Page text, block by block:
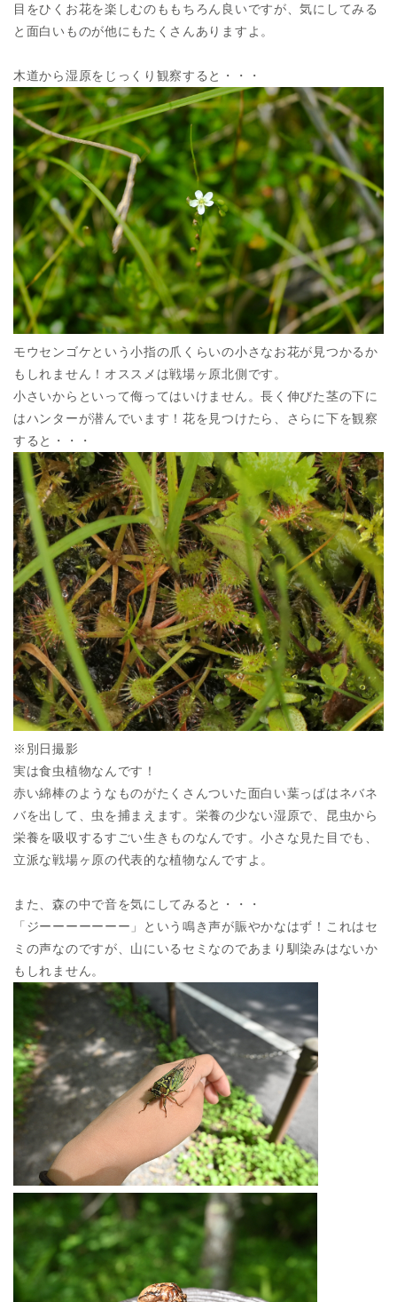
目をひくお花を楽しむのももちろん良いですが、気にしてみる
と面白いものが他にもたくさんありますよ。
木道から湿原をじっくり観察すると・・・
モウセンゴケという小指の爪くらいの小さなお花が見つかるか
もしれません！オススメは戦場ヶ原北側です。
小さいからといって侮ってはいけません。長く伸びた茎の下に
はハンターが潜んでいます！花を見つけたら、さらに下を観察
すると・・・
※別日撮影
実は食虫植物なんです！
赤い綿棒のようなものがたくさんついた面白い葉っぱはネバネ
バを出して、虫を捕まえます。栄養の少ない湿原で、昆虫から
栄養を吸収するすごい生きものなんです。小さな見た目でも、
立派な戦場ヶ原の代表的な植物なんですよ。
また、森の中で音を気にしてみると・・・
「ジーーーーーーー」という鳴き声が賑やかなはず！これはセ
ミの声なのですが、山にいるセミなのであまり馴染みはないか
もしれません。